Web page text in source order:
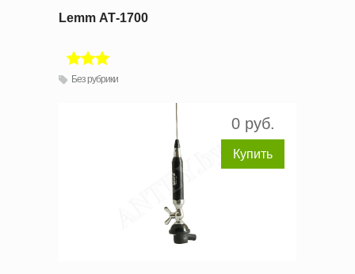
Lemm АТ-1700
Без рубрики
0 руб.
Купить